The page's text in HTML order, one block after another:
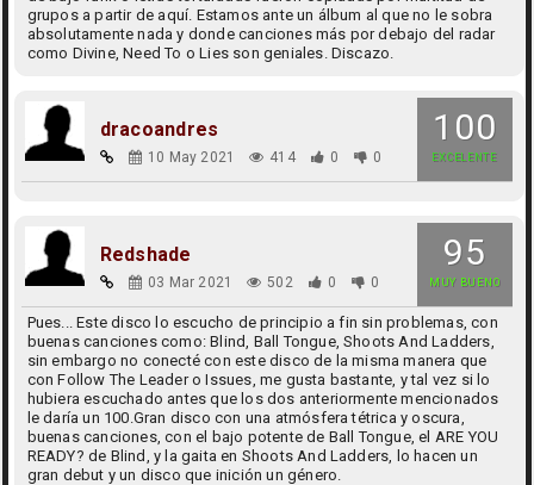
grupos a partir de aquí. Estamos ante un álbum al que no le sobra
absolutamente nada y donde canciones más por debajo del radar
como Divine, Need To o Lies son geniales. Discazo.
100
EXCELENTE
dracoandres
10 May 2021 414 0 0
95
MUY BUENO
Redshade
03 Mar 2021 502 0 0
Pues... Este disco lo escucho de principio a fin sin problemas, con
buenas canciones como: Blind, Ball Tongue, Shoots And Ladders,
sin embargo no conecté con este disco de la misma manera que
con Follow The Leader o Issues, me gusta bastante, y tal vez si lo
hubiera escuchado antes que los dos anteriormente mencionados
le daría un 100.Gran disco con una atmósfera tétrica y oscura,
buenas canciones, con el bajo potente de Ball Tongue, el ARE YOU
READY? de Blind, y la gaita en Shoots And Ladders, lo hacen un
gran debut y un disco que inición un género.